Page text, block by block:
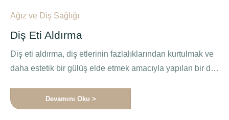
Ağız ve Diş Sağlığı
Diş Eti Aldırma
Diş eti aldırma, diş etlerinin fazlalıklarından kurtulmak ve
daha estetik bir gülüş elde etmek amacıyla yapılan bir diş
Devamını Oku >